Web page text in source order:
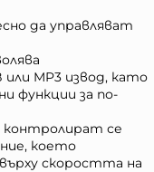
да управляват
MP3 извод, като
функции за по-
контролират се
което
скоростта на